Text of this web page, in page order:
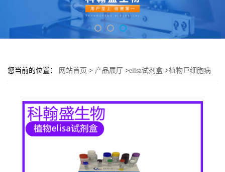
您当前的位置： 网站首页 > 产品展厅 >elisa试剂盒 >植物巨细胞病